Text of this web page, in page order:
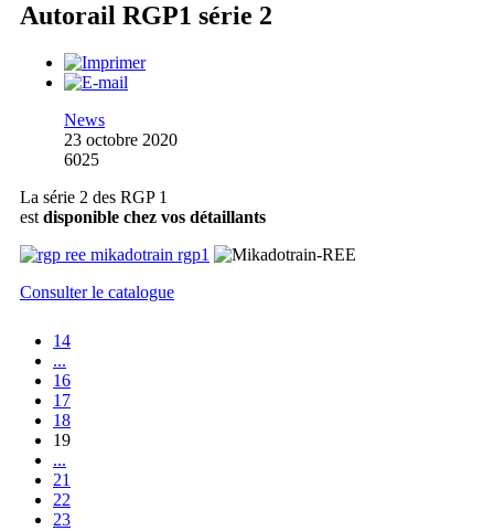
Autorail RGP1 série 2
News
23 octobre 2020
6025
La série 2 des RGP 1
est disponible chez vos détaillants
Consulter le catalogue
14
...
16
17
18
19
...
21
22
23